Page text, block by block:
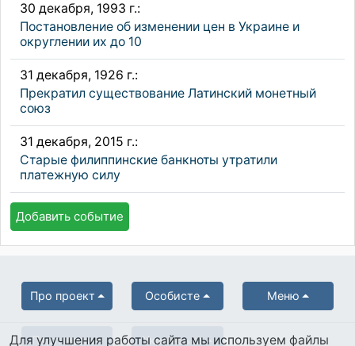
30 декабря, 1993 г.:
Постановление об изменении цен в Украине и
округлении их до 10
31 декабря, 1926 г.:
Прекратил существование Латинский монетный
союз
31 декабря, 2015 г.:
Старые филиппинские банкноты утратили
платежную силу
Добавить событие
Про проект Особисте Меню
Партнерам Українська
Для улучшения работы сайта мы используем файлы